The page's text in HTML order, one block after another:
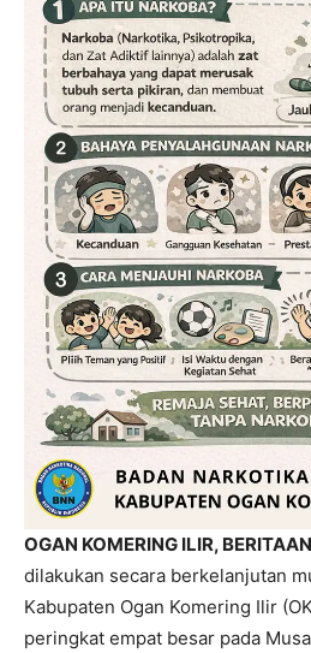
OGAN KOMERING ILIR,
dilakukan secara berkelanjutan
Kabupaten Ogan Komering Ilir
peringkat empat besar pada